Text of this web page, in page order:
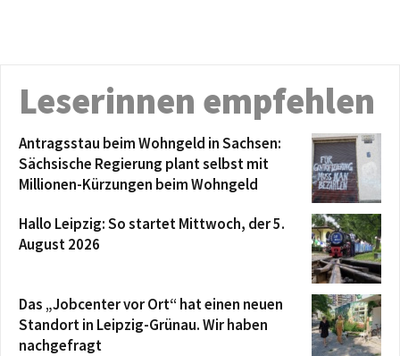
Leserinnen empfehlen
Antragsstau beim Wohngeld in Sachsen:
Sächsische Regierung plant selbst mit
Millionen-Kürzungen beim Wohngeld
Hallo Leipzig: So startet Mittwoch, der 5.
August 2026
Das „Jobcenter vor Ort“ hat einen neuen
Standort in Leipzig-Grünau. Wir haben
nachgefragt